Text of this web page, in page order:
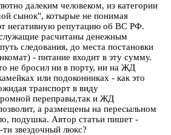
далеким человеком, из категории
сынок", котырые не понимая
негативную репутацию об ВС РФ.
расчитаны денежным
следования, до места постановки
- питание входит в эту сумму.
не бросил ни в порту, ни на ЖД
или подоконниках - как это
транспорт в виду
переправы,так и ЖД
а размещены на пересыльном
подушка. Автор статьи пишет -
звездочный люкс?